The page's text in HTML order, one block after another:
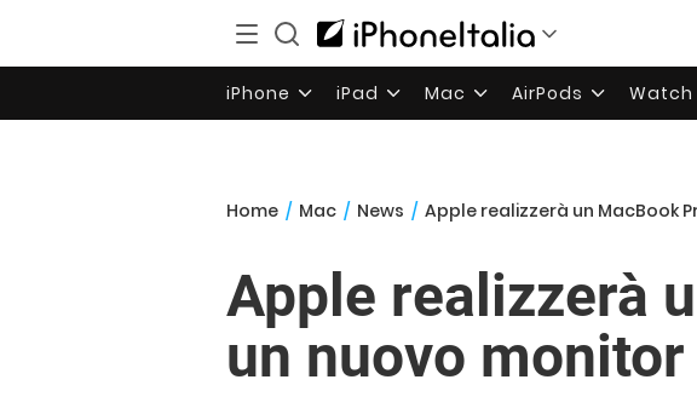
iPhone iPad Mac AirPods Watch
Home / Mac / News / Apple realizzerà un MacBook
Apple realizzerà
un nuovo monitor